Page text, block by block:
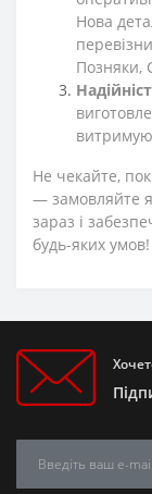
Нова
Позняки,
Не чекайте,
— замовляйте
зараз і
будь-яких умов!